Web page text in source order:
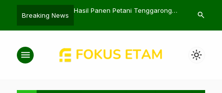
Breaking News
Dam di Ternate
Hasil Panen Petani Tenggarong
Akmal
search
menu light_mode